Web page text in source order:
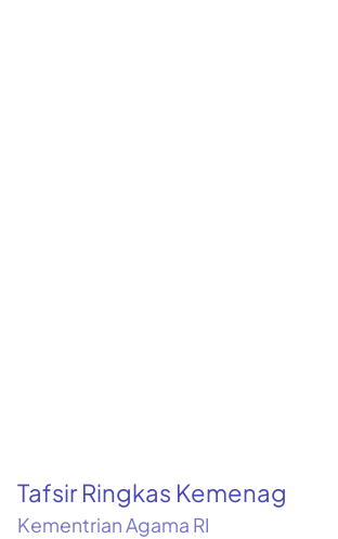
Tafsir Ringkas Kemenag
Kementrian Agama RI